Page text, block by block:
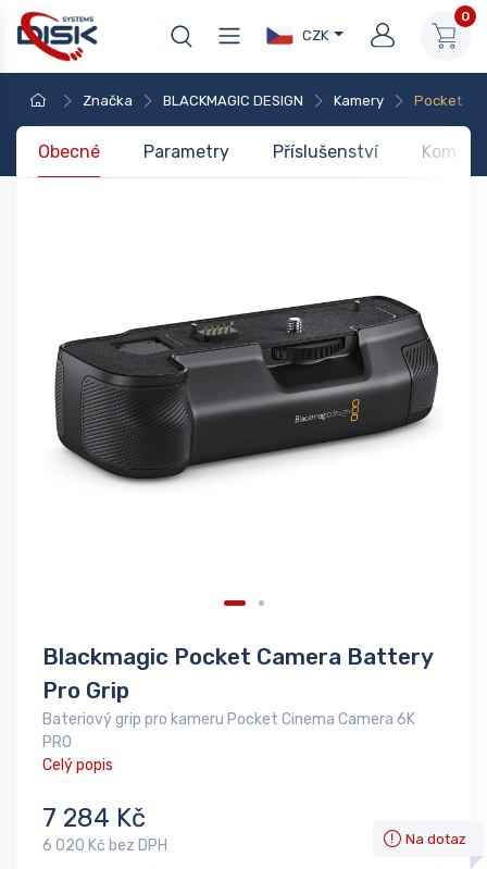
CZK
0
Značka BLACKMAGIC DESIGN Kamery Pocket
Obecné Parametry Příslušenství
Blackmagic Pocket Camera Battery
Pro Grip
Bateriový grip pro kameru Pocket Cinema Camera 6K
PRO
Celý popis
7 284 Kč
6 020 Kč bez DPH Na dotaz